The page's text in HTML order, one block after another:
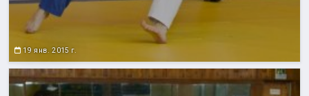
19 янв. 2015 г.